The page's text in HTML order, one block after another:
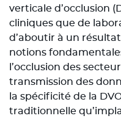
verticale d’occlusion
cliniques que de
d’aboutir à un
notions
l’occlusion des
transmission des
la spécificité de la
traditionnelle